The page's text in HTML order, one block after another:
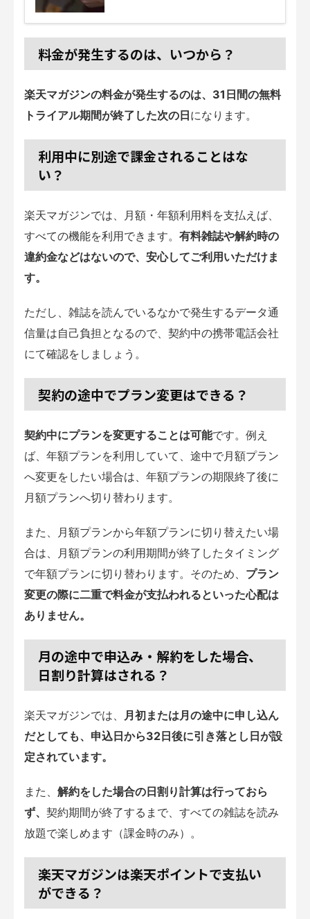
料金が発生するのは、いつから？
楽天マガジンの料金が発生するのは、31日間の無料
トライアル期間が終了した次の日になります。
利用中に別途で課金されることはな
い？
楽天マガジンでは、月額・年額利用料を支払えば、
すべての機能を利用できます。 有料雑誌や解約時の
違約金などはないので、安心してご利用いただけま
す。
ただし、雑誌を読んでいるなかで発生するデータ通
信量は自己負担となるので、契約中の携帯電話会社
にて確認をしましょう。
契約の途中でプラン変更はできる？
契約中にプランを変更することは可能です。例え
ば、年額プランを利用していて、途中で月額プラン
へ変更をしたい場合は、年額プランの期限終了後に
月額プランへ切り替わります。
また、月額プランから年額プランに切り替えたい場
合は、月額プランの利用期間が終了したタイミング
で年額プランに切り替わります。そのため、 プラン
変更の際に二重で料金が支払われるといった心配は
ありません。
月の途中で申込み・解約をした場合、
日割り計算はされる？
楽天マガジンでは、 月初または月の途中に申し込ん
だとしても、申込日から32日後に引き落とし日が設
定されています。
また、 解約をした場合の日割り計算は行っておら
ず、 契約期間が終了するまで、すべての雑誌を読み
放題で楽しめます（課金時のみ）。
楽天マガジンは楽天ポイントで支払い
ができる？